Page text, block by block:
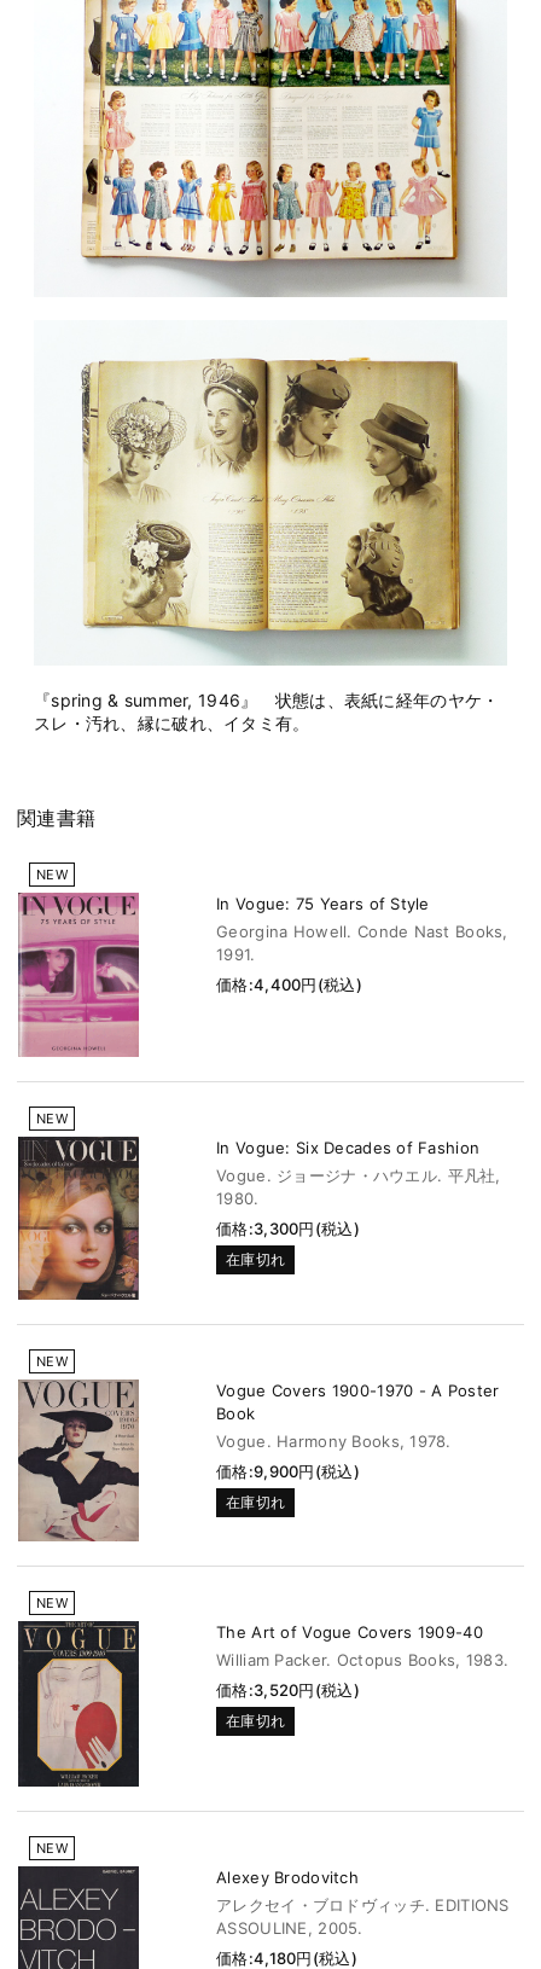
『spring & summer, 1946』 状態は、表紙に経年のヤケ・
スレ・汚れ、縁に破れ、イタミ有。
関連書籍
NEW
In Vogue: 75 Years of Style
Georgina Howell. Conde Nast Books,
1991.
価格:4,400円(税込)
NEW
In Vogue: Six Decades of Fashion
Vogue. ジョージナ・ハウエル. 平凡社,
1980.
価格:3,300円(税込)
在庫切れ
NEW
Vogue Covers 1900-1970 - A Poster
Book
Vogue. Harmony Books, 1978.
価格:9,900円(税込)
在庫切れ
NEW
The Art of Vogue Covers 1909-40
William Packer. Octopus Books, 1983.
価格:3,520円(税込)
在庫切れ
NEW
Alexey Brodovitch
アレクセイ・ブロドヴィッチ. EDITIONS
ASSOULINE, 2005.
価格:4,180円(税込)